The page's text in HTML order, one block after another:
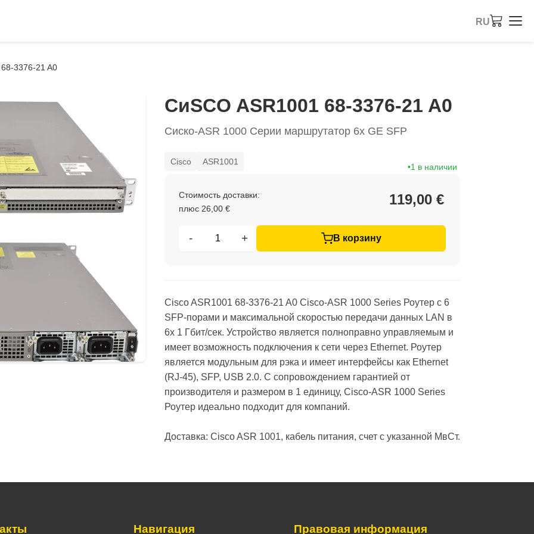
RU
3376-21 A0
СиSCO ASR1001 68-3376-21 A0
Сиско-ASR 1000 Серии маршрутатор 6x GE SFP
Cisco ASR1001
1 в наличии
Стоимость доставки:
плюс 26,00 €
119,00 €
- + В корзину
Сisco ASR1001 68-3376-21 A0 Сisco-ASR 1000 Series Роутер с 6
SFP-порами и максимальной скоростью передачи данных LAN в
6x 1 Гбит/сек. Устройство является полноправно управляемым и
имеет возможность подключения к сети через Ethernet. Роутер
является модульным для рэка и имеет интерфейсы как Ethernet
(RJ-45), SFP, USB 2.0. С сопровождением гарантией от
производителя и размером в 1 единицу, Сisco-ASR 1000 Series
Роутер идеально подходит для компаний.
Доставка: Сisco ASR 1001, кабель питания, счет с указанной МвСт.
Навигация Правовая информация